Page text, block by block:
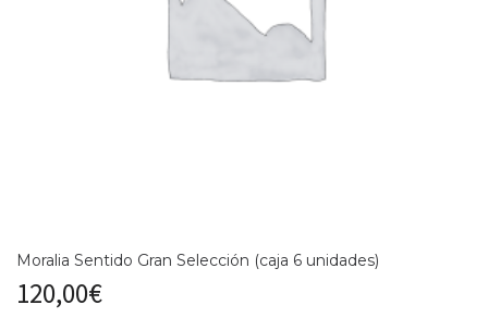
Moralia Sentido Gran Selección (caja 6 unidades)
120,00€